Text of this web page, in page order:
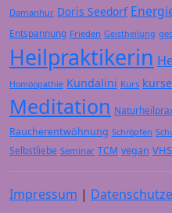
Damanhur Doris Seedorf
Entspannung Frieden Geistheilung
Heilpraktikerin
Homöopathie Kundalini Kurs kurse
Meditation
Raucherentwöhnung Schröpfen
Selbstliebe Seminar TCM vegan VHS
Impressum |